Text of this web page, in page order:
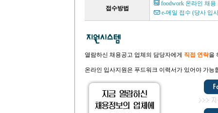
접수방법
foodwork 온라인 채용
e-메일 접수 (당사 입
열람하신 채용공고 업체의 담당자에게 직접 연락을
온라인 입사지원은 푸드워크 이력서가 있어야 가